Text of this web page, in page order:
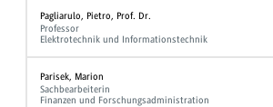
Pagliarulo, Pietro, Prof. Dr.
Professor
Elektrotechnik und Informationstechnik
Parisek, Marion
Sachbearbeiterin
Finanzen und Forschungsadministration